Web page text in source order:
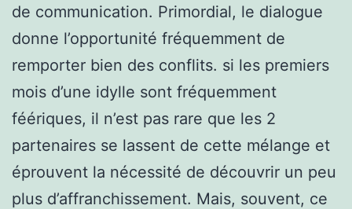
de communication. Primordial, le dialogue
donne l’opportunité fréquemment de
remporter bien des conflits. si les premiers
mois d’une idylle sont fréquemment
féériques, il n’est pas rare que les 2
partenaires se lassent de cette mélange et
éprouvent la nécessité de découvrir un peu
plus d’affranchissement. Mais, souvent, ce